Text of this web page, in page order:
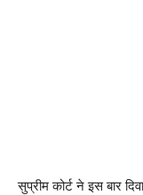
सुप्रीम कोर्ट ने इस बार